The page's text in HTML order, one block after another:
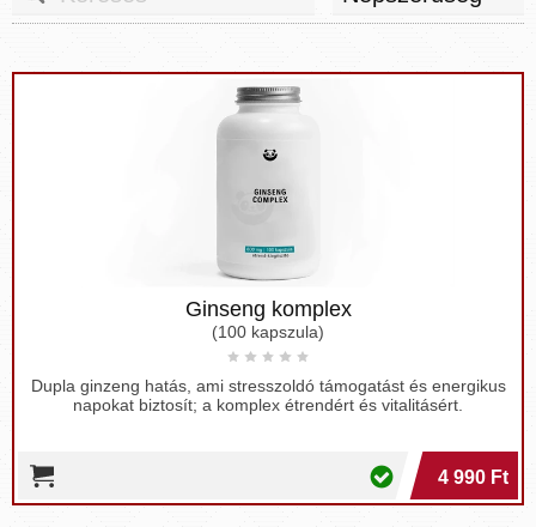
Ginseng komplex
(100 kapszula)
Dupla ginzeng hatás, ami stresszoldó támogatást és energikus
napokat biztosít; a komplex étrendért és vitalitásért.
4 990 Ft